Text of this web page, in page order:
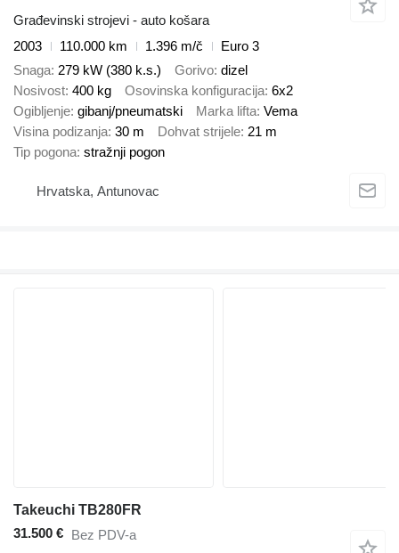
Građevinski strojevi - auto košara
2003
110.000 km 1.396 m/č
Euro 3
Snaga 279 kW (380 k.s.) Gorivo dizel
Nosivost 400 kg Osovinska konfiguracija 6x2
Ogibljenje gibanj/pneumatski Marka lifta Vema
Visina podizanja 30 m Dohvat strijele 21 m
Tip pogona stražnji pogon
Hrvatska, Antunovac
Takeuchi TB280FR
31.500 € Bez PDV-a